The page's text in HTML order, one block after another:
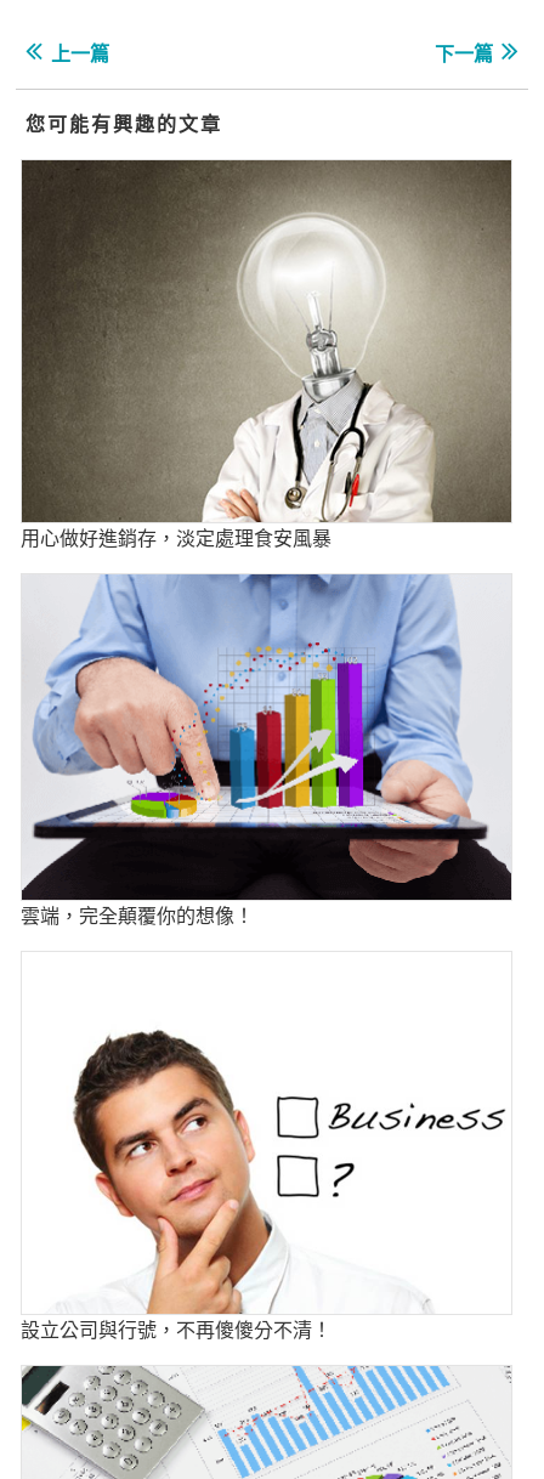
上一篇 下一篇
您可能有興趣的文章
用心做好進銷存，淡定處理食安風暴
雲端，完全顛覆你的想像！
設立公司與行號，不再傻傻分不清！